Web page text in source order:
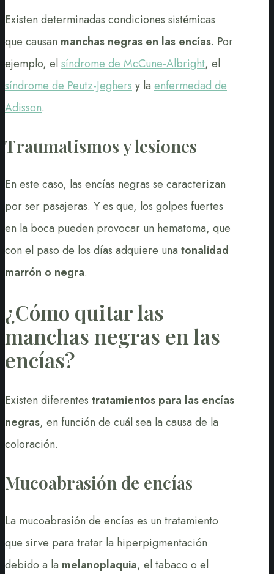
Existen determinadas condiciones sistémicas
que causan manchas negras en las encías. Por
ejemplo, elsíndrome de McCune-Albright, el
síndrome de Peutz-Jeghers y la enfermedad de
Adisson.
Traumatismos y lesiones
En este caso, las encías negras se caracterizan
por ser pasajeras. Y es que, los golpes fuertes
en la boca pueden provocar un hematoma, que
con el paso de los días adquiere una tonalidad
marrón o negra.
¿Cómo quitar las
manchas negras en las
encías?
Existen diferentes tratamientos para las encías
negras, en función de cuál sea la causa de la
coloración.
Mucoabrasión de encías
La mucoabrasión de encías es un tratamiento
que sirve para tratar la hiperpigmentación
debido a la melanoplaquia, el tabaco o el